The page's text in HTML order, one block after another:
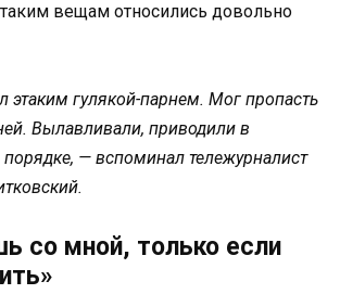
вещам относились довольно
этаким гулякой-парнем. Мог пропасть
Вылавливали, приводили в
порядке, — вспоминал тележурналист
со мной, только если